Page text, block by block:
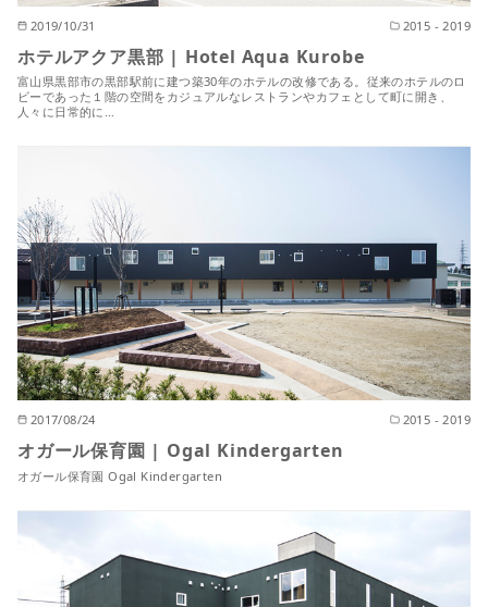
2019/10/31 2015 - 2019
ホテルアクア黒部 | Hotel Aqua Kurobe
富山県黒部市の黒部駅前に建つ築30年のホテルの改修である。従来のホテルのロ
ビーであった１階の空間をカジュアルなレストランやカフェとして町に開き、
人々に日常的に…
2017/08/24 2015 - 2019
オガール保育園 | Ogal Kindergarten
オガール保育園 Ogal Kindergarten